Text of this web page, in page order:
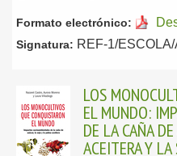
Formato electrónico:
Signatura: REF-1/
LOS
EL MUNDO:
DE LA CAÑA
ACEITERA Y LA